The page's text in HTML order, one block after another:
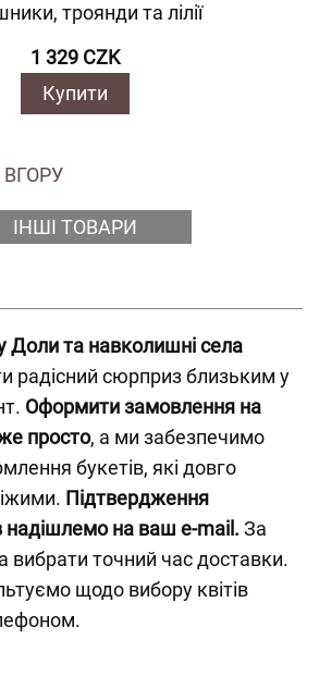
троянди та лілії
1 329 CZK
Купити
ІНШІ ТОВАРИ
Доли та навколишні села
радісний сюрприз близьким у
Оформити замовлення на
просто, а ми забезпечимо
букетів, які довго
Підтвердження
надішлемо на ваш e-mail. За
точний час доставки.
щодо вибору квітів